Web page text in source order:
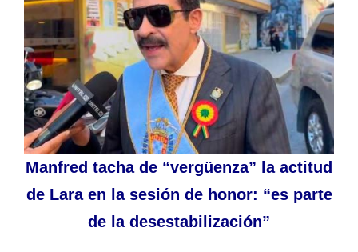
Manfred tacha de “vergüenza” la actitud
de Lara en la sesión de honor: “es parte
de la desestabilización”